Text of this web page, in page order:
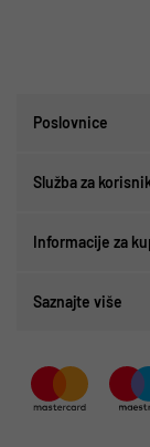
Poslovnice
Služba za
Informacije za
Saznajte više